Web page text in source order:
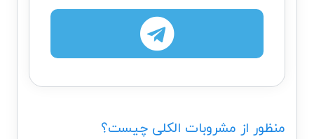
منظور از مشروبات الکلی چیست؟